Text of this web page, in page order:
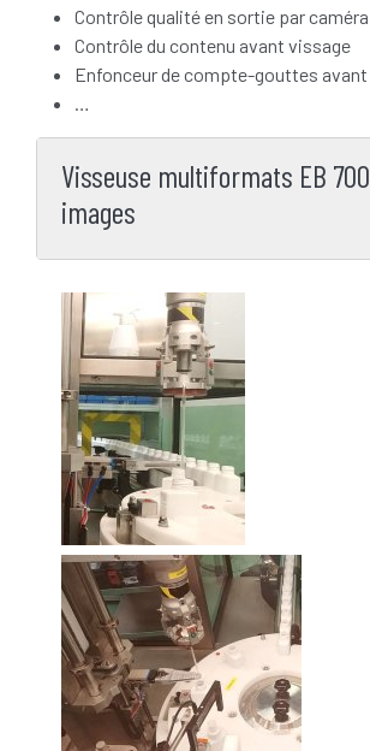
Contrôle qualité en sortie par caméra
Contrôle du contenu avant vissage
Enfonceur de compte-gouttes
Visseuse multiformats EB
images